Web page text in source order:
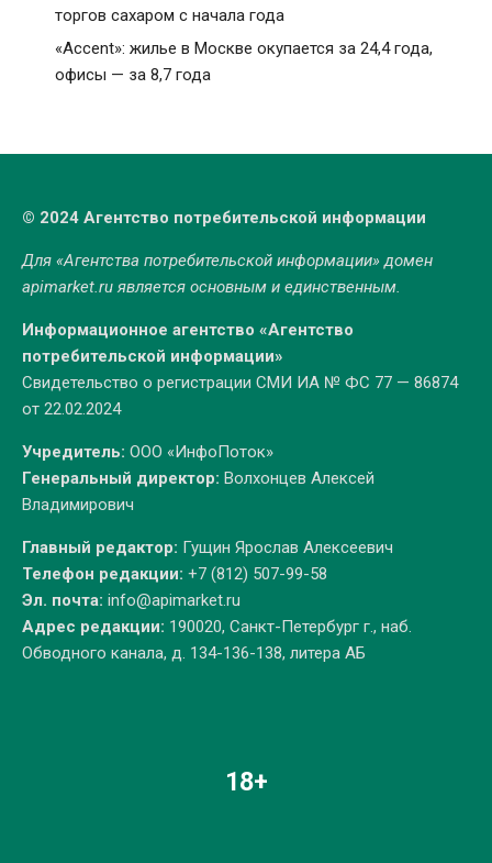
торгов сахаром с начала года
«Accent»: жилье в Москве окупается за 24,4 года,
офисы — за 8,7 года
© 2024 Агентство потребительской информации
Для «Агентства потребительской информации» домен
apimarket.ruявляется основным и единственным.
Информационное агентство «Агентство
потребительской информации»
Свидетельство о регистрации СМИ ИА № ФС 77 — 86874
от 22.02.2024
Учредитель: ООО «ИнфоПоток»
Генеральный директор: Волхонцев Алексей
Владимирович
Главный редактор: Гущин Ярослав Алексеевич
Телефон редакции: +7 (812) 507-99-58
Эл. почта: info@apimarket.ru
Адрес редакции: 190020, Санкт-Петербург г., наб.
Обводного канала, д. 134-136-138, литера АБ
18+